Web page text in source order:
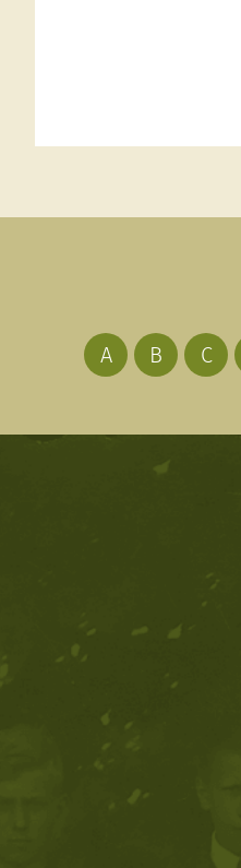
A B C